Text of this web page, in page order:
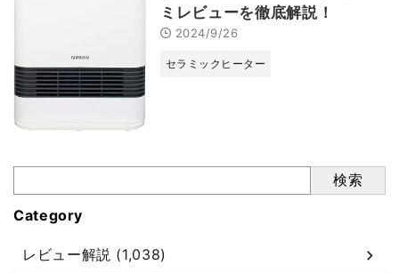
ミレビューを徹底解説！
2024/9/26
セラミックヒーター
検索
Category
レビュー解説 (1,038)